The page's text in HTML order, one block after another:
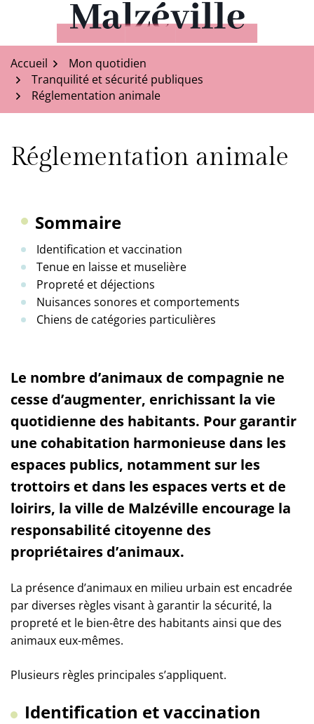
contenu
Malzéville
Accueil
Mon quotidien
Tranquilité et sécurité publiques
Réglementation animale
Réglementation animale
Sommaire
Identification et vaccination
Tenue en laisse et muselière
Propreté et déjections
Nuisances sonores et comportements
Chiens de catégories particulières
Le nombre d’animaux de compagnie ne
cesse d’augmenter, enrichissant la vie
quotidienne des habitants. Pour garantir
une cohabitation harmonieuse dans les
espaces publics, notamment sur les
trottoirs et dans les espaces verts et de
loirirs, la ville de Malzéville encourage la
responsabilité citoyenne des
propriétaires d’animaux.
La présence d’animaux en milieu urbain est encadrée
par diverses règles visant à garantir la sécurité, la
propreté et le bien-être des habitants ainsi que des
animaux eux-mêmes.
Plusieurs règles principales s’appliquent.
Identification et vaccination